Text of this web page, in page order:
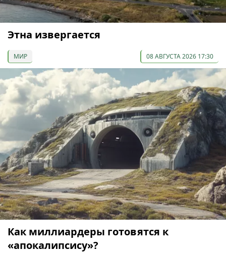
Этна извергается
МИР 08 АВГУСТА 2026 17:30
Как миллиардеры готовятся к
«апокалипсису»?